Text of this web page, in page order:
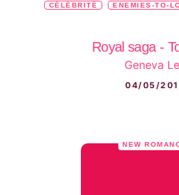
CÉLÉBRITÉ ENEMIES-TO-
Royal saga -
Geneva
04/05/
NEW